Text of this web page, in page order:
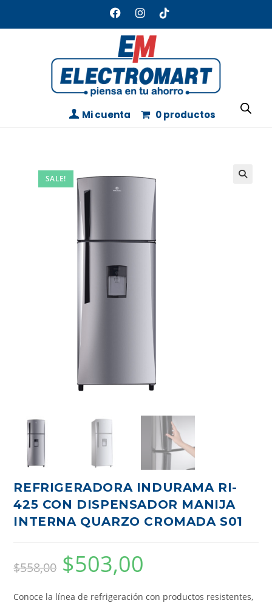
Mi cuenta 0 productos
SALE!
REFRIGERADORA INDURAMA RI-
425 CON DISPENSADOR MANIJA
INTERNA QUARZO CROMADA S01
$558,00 $503,00
Conoce la línea de refrigeración con productos resistentes,